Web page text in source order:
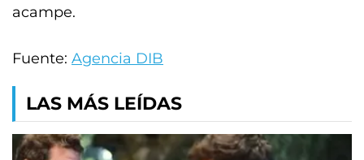
acampe.
Fuente: Agencia DIB
LAS MÁS LEÍDAS